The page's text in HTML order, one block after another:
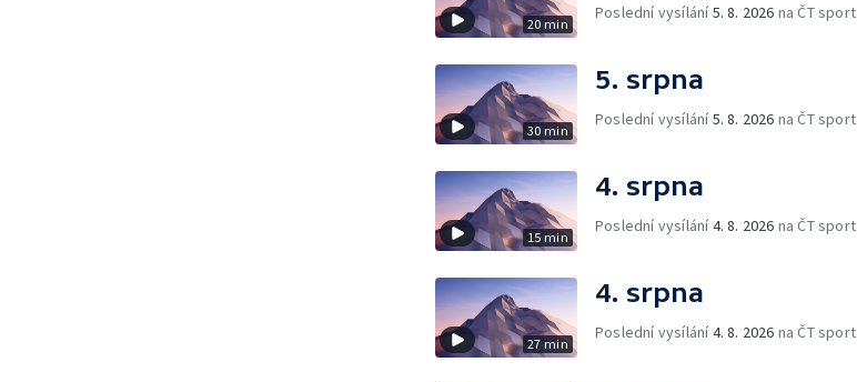
20 min
Poslední vysílání5. 8. 2026 na ČT sport
30 min
5. srpna
Poslední vysílání5. 8. 2026 na ČT sport
15 min
4. srpna
Poslední vysílání4. 8. 2026 na ČT sport
27 min
4. srpna
Poslední vysílání4. 8. 2026 na ČT sport